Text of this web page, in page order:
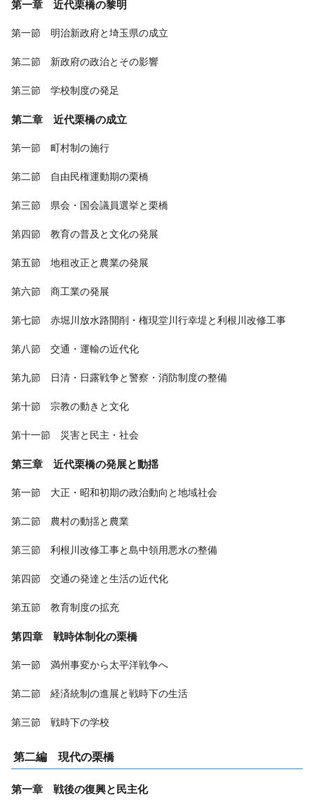
第一章 近代栗橋の黎明
第一節 明治新政府と埼玉県の成立
第二節 新政府の政治とその影響
第三節 学校制度の発足
第二章 近代栗橋の成立
第一節 町村制の施行
第二節 自由民権運動期の栗橋
第三節 県会・国会議員選挙と栗橋
第四節 教育の普及と文化の発展
第五節 地租改正と農業の発展
第六節 商工業の発展
第七節 赤堀川放水路開削・権現堂川行幸堤と利根川改修工事
第八節 交通・運輸の近代化
第九節 日清・日露戦争と警察・消防制度の整備
第十節 宗教の動きと文化
第十一節 災害と民主・社会
第三章 近代栗橋の発展と動揺
第一節 大正・昭和初期の政治動向と地域社会
第二節 農村の動揺と農業
第三節 利根川改修工事と島中領用悪水の整備
第四節 交通の発達と生活の近代化
第五節 教育制度の拡充
第四章 戦時体制化の栗橋
第一節 満州事変から太平洋戦争へ
第二節 経済統制の進展と戦時下の生活
第三節 戦時下の学校
第二編 現代の栗橋
第一章 戦後の復興と民主化